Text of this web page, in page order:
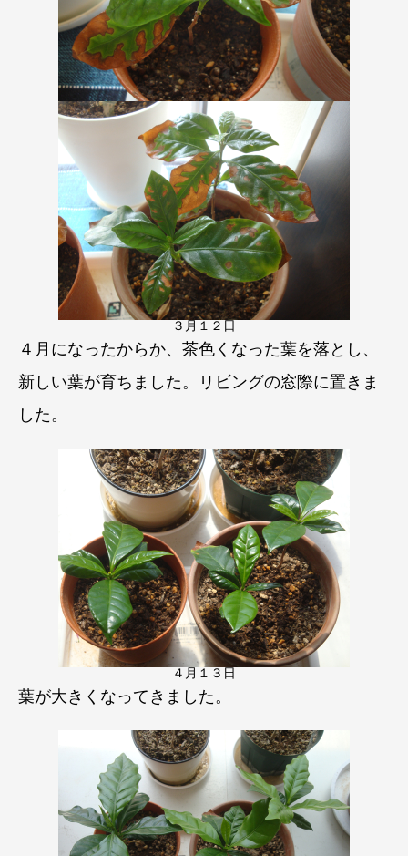
３月１２日
４月になったからか、茶色くなった葉を落とし、
新しい葉が育ちました。
リビングの窓際に置きま
した。
４月１３日
葉が大きくなってきました。